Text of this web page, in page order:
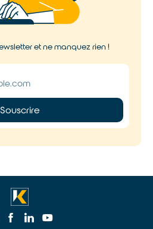
et ne manquez rien !
Souscrire